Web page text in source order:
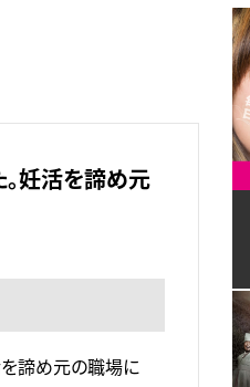
妊活を諦め元
諦め元の職場に